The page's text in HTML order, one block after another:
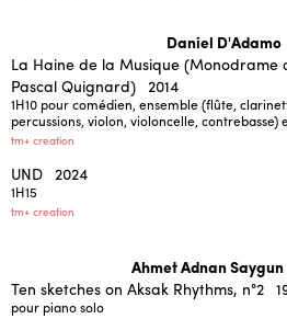
PARTNERS AND
ENGLISH
Daniel D'Adamo
La Haine de la Musique (Monodrame
Pascal Quignard) 2014
1H10 pour comédien, ensemble (flûte,
percussions, violon, violoncelle, contrebasse)
tm+ creation
UND 2024
1H15
tm+ creation
Ahmet Adnan Saygun
Ten sketches on Aksak Rhythms, n°2
pour piano solo